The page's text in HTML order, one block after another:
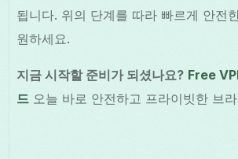
됩니다. 위의 단계를 따라 빠르게 안전
원하세요.
지금 시작할 준비가 되셨나요? Free
드 오늘 바로 안전하고 프라이빗한 브